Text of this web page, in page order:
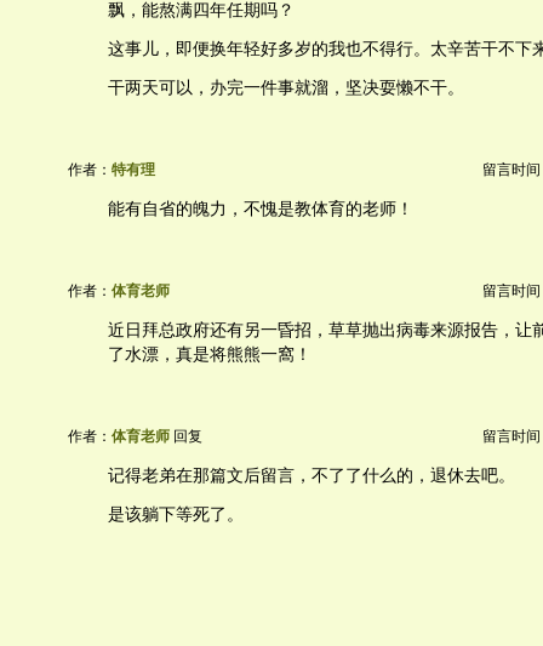
飘，能熬满四年任期吗？
这事儿，即便换年轻好多岁的我也不得行。太辛苦干不下
干两天可以，办完一件事就溜，坚决耍懒不干。
作者： 特有理 留言时间
能有自省的魄力，不愧是教体育的老师！
作者： 体育老师 留言时间
近日拜总政府还有另一昏招，草草抛出病毒来源报告，让
了水漂，真是将熊熊一窩！
作者： 体育老师 回复 留言时间
记得老弟在那篇文后留言，不了了什么的，退休去吧。
是该躺下等死了。